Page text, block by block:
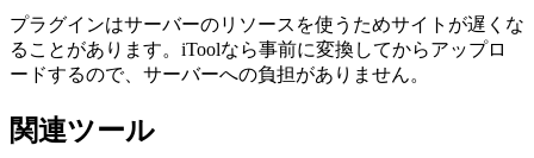
プラグインはサーバーのリソースを使うためサイトが遅くな
ることがあります。iToolなら事前に変換してからアップロ
ードするので、サーバーへの負担がありません。
関連ツール